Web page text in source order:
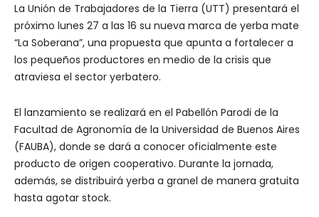
La Unión de Trabajadores de la Tierra (UTT) presentará el
próximo lunes 27 a las 16 su nueva marca de yerba mate
“La Soberana”, una propuesta que apunta a fortalecer a
los pequeños productores en medio de la crisis que
atraviesa el sector yerbatero.
El lanzamiento se realizará en el Pabellón Parodi de la
Facultad de Agronomía de la Universidad de Buenos Aires
(FAUBA), donde se dará a conocer oficialmente este
producto de origen cooperativo. Durante la jornada,
además, se distribuirá yerba a granel de manera gratuita
hasta agotar stock.